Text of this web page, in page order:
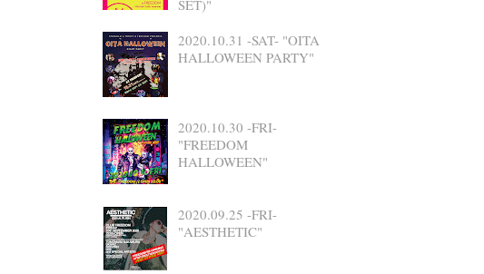
SET)"
2020.10.31 -SAT- "OITA
HALLOWEEN PARTY"
2020.10.30 -FRI-
"FREEDOM
HALLOWEEN"
2020.09.25 -FRI-
"AESTHETIC"